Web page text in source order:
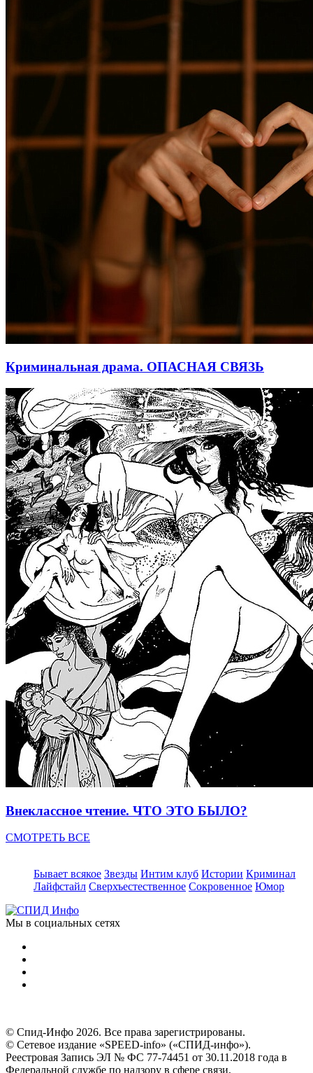
Криминальная драма. ОПАСНАЯ СВЯЗЬ
Внеклассное чтение. ЧТО ЭТО БЫЛО?
СМОТРЕТЬ ВСЕ
Бывает всякое Звезды Интим клуб Истории Криминал
Лайфстайл Сверхъестественное Сокровенное Юмор
Мы в социальных сетях
© Спид-Инфо 2026. Все права зарегистрированы.
© Сетевое издание «SPEED-info» («СПИД-инфо»).
Реестровая Запись ЭЛ № ФС 77-74451 от 30.11.2018 года в
Федеральной службе по надзору в сфере связи,